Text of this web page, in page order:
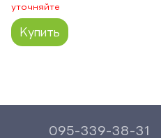
уточняйте
Купить
095-339-38-31